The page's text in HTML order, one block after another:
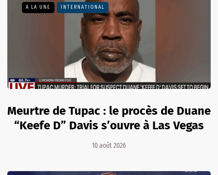
A LA UNE INTERNATIONAL
Meurtre de Tupac : le procès de Duane
“Keefe D” Davis s’ouvre à Las Vegas
10 août 2026